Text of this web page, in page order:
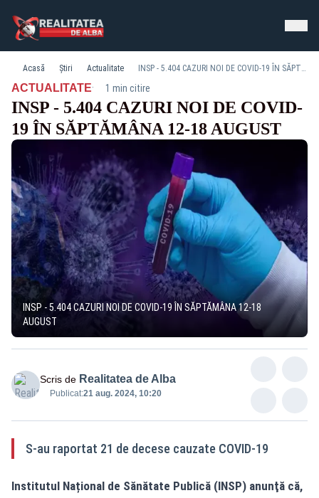
Acasă Știri Actualitate INSP - 5.404 CAZURI NOI DE COVID-19 ÎN SĂPTĂMÂNA 12-18 AUGUST
ACTUALITATE· 1 min citire
INSP - 5.404 CAZURI NOI DE COVID-
19 ÎN SĂPTĂMÂNA 12-18 AUGUST
INSP - 5.404 CAZURI NOI DE COVID-19 ÎN SĂPTĂMÂNA 12-18
AUGUST
Scris de Realitatea de Alba
Publicat:21 aug. 2024, 10:20
S-au raportat 21 de decese cauzate COVID-19
Institutul Național de Sănătate Publică (INSP) anunţă că,